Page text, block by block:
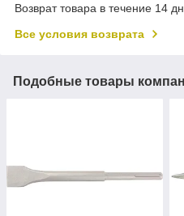
Возврат товара в течение 14
Все условия возврата
Подобные товары